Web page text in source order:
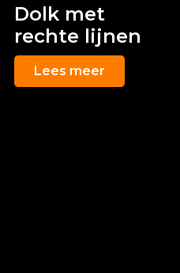
Dolk met
rechte lijnen
Lees meer